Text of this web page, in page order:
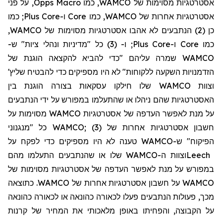
אסטרטגיות מסוימות של WAMCO, כמו Macro
Opps, על פני
אסטרטגיות אחרות של WAMCO, כמו
Core ו-Core
Plus
; כמו
כן (2)
הנתבעים לא אהבו אסטרטגיות מסוימות של WAMCO,
כמו Core ו-Core
Plus
; ו-
(3) כל "מדיניות ונהלי ציות" ש-
WAMCO שמרה עליהם "כדי להביא להקצאה הוגנת של
הזדמנויות השקעה ללקוחות" לא היו מספיקים כדי להבטיח שליץ'
וצוות WAMCO שלו חילקו עסקאות בצורה הוגנת בין
האסטרטגיות שהם ניהלו או שהתעלמו במפורש על ידי הנתבעים
על מנת לאפשר העדפה של אסטרטגיות WAMCO מסוימות על
חשבון אסטרטגיות אחרות של WAMCO; (3) כל "מנגנוני
הפיקוח" ש-WAMCO טענה לא היו מספיקים כדי לפקח על
Leech
וצוות ה-WAMCO שלו או שהנתבעים התעלמו מהם
במפורש על מנת לאפשר העדפה של אסטרטגיות מסוימות של
WAMCO על חשבון אסטרטגיות אחרות של WAMCO. כתוצאה
מכך, פעולות הנתבעים פעלו לכאורה כהונאה אולכאורה כהונאה
על הקבוצה, והפחיתו באופן מלאכותי את המחיר של קרנות